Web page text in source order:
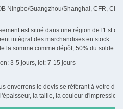
Ningbo/Guangzhou/Shanghai, CFR, CIF
est situé dans une région de l'Est de
intégral des marchandises en stock.
la somme comme dépôt, 50% du solde
3-5 jours, lot: 7-15 jours
enverrons le devis se référant à votre
la taille, la couleur d'impression